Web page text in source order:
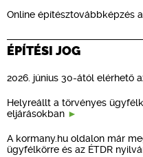
Online építésztovábbképzés
ÉPÍTÉSI JOG
2026. június 30-ától elérhető
Helyreállt a törvényes
eljárásokban
A kormany.hu oldalon már
ügyfélkörre és az ÉTDR